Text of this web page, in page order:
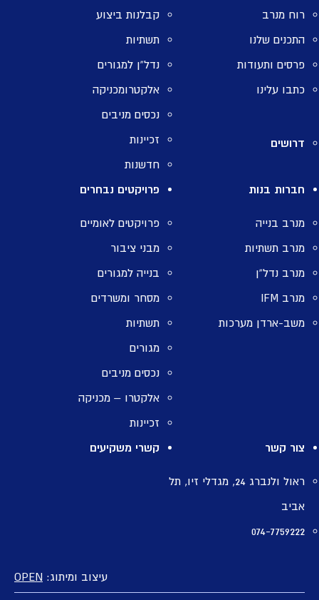
רוח מנרב
התכנים שלנו
פרסים ותעודות
כתבו עלינו
דרושים
קבלנות ביצוע
תשתיות
נדל”ן למגורים
אלקטרומכניקה
נכסים מניבים
זכיינות
חדשנות
חברות בנות
מנרב בנייה
מנרב תשתיות
מנרב נדל”ן
מנרב IFM
משב-ארדן מערכות
פרויקטים נבחרים
פרויקטים לאומיים
מבני ציבור
בנייה למגורים
מסחר ומשרדים
תשתיות
מגורים
נכסים מניבים
אלקטרו – מכניקה
זכיינות
צור קשר
ראול ולנברג 24, מגדלי זיו, תל
אביב
074-7759222
קשרי משקיעים
עיצוב ומיתוג: OPEN